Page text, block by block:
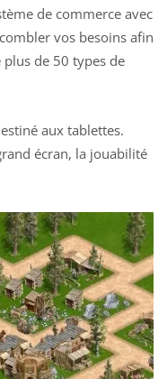
de commerce avec
vos besoins afin
de 50 types de
aux tablettes.
écran, la jouabilité